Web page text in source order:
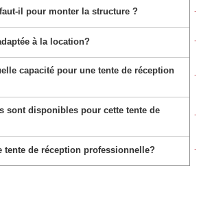
il pour monter la structure ? +
à la location? +
capacité pour une tente de réception
+
sont disponibles pour cette tente de
+
tente de réception professionnelle? +